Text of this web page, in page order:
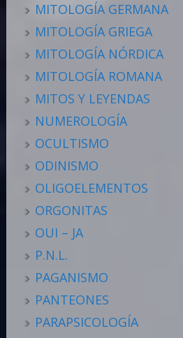
MITOLOGÍA GERMANA
MITOLOGÍA GRIEGA
MITOLOGÍA NÓRDICA
MITOLOGÍA ROMANA
MITOS Y LEYENDAS
NUMEROLOGÍA
OCULTISMO
ODINISMO
OLIGOELEMENTOS
ORGONITAS
OUI – JA
P.N.L.
PAGANISMO
PANTEONES
PARAPSICOLOGÍA